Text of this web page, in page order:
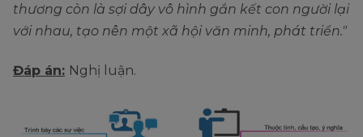
thương còn là sợi dây vô hình gắn kết con người lại
với nhau, tạo nên một xã hội văn minh, phát triển."
Đáp án: Nghị luận.